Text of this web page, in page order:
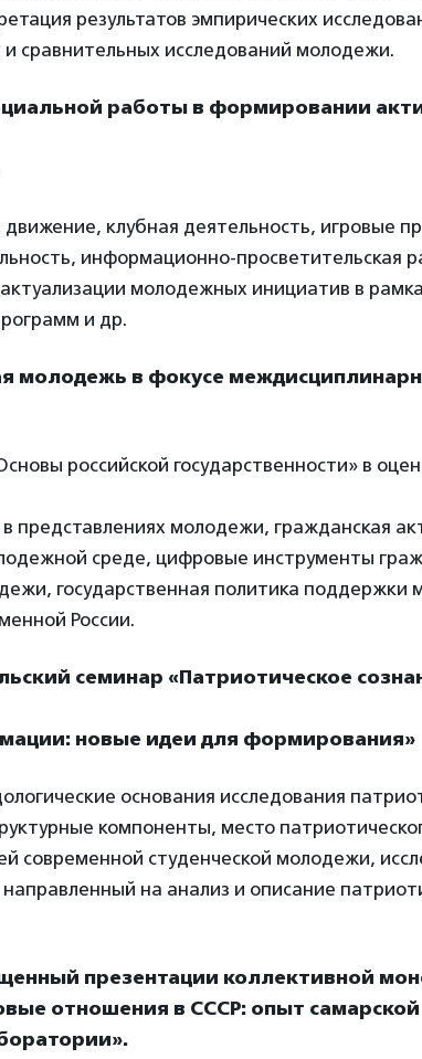
результатов эмпирических
и сравнительных исследований молодежи.
работы в формировании
движение, клубная деятельность, игровые
информационно-просветительская
молодежных инициатив в
и др.
молодежь в фокусе
российской государственности» в
представлениях молодежи, гражданская
среде, цифровые инструменты
государственная политика поддержки
России.
семинар «Патриотическое
новые идеи для формирования»
основания исследования
компоненты, место
современной студенческой молодежи,
на анализ и описание
презентации коллективной
отношения в СССР: опыт самарской